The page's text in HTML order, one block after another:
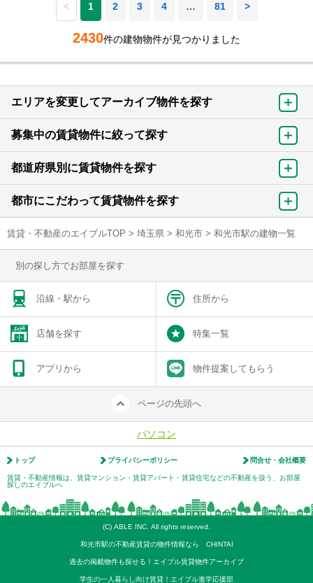
< 1 2 3 4 … 81 >
2430件の建物物件が見つかりました
エリアを変更してアーカイブ物件を探す
募集中の賃貸物件に絞って探す
都道府県別に賃貸物件を探す
都市にこだわって賃貸物件を探す
賃貸・不動産のエイブルTOP > 埼玉県 > 和光市 > 和光市駅の建物一覧
別の探し方でお部屋を探す
沿線・駅から 住所から
店舗を探す 特集一覧
アプリから 物件提案してもらう
ページの先頭へ
パソコン
トップ プライバシーポリシー 問合せ・会社概要
賃貸・不動産情報は、賃貸マンション・賃貸アパート・賃貸住宅などの不動産を扱う、お部屋
探しのエイブルへ
(C) ABLE INC. All rights reserved.
和光市駅の不動産賃貸の物件情報なら CHINTAI
過去の掲載物件も探せる！エイブル賃貸物件アーカイブ
学生の一人暮らし向け賃貸！エイブル進学応援部